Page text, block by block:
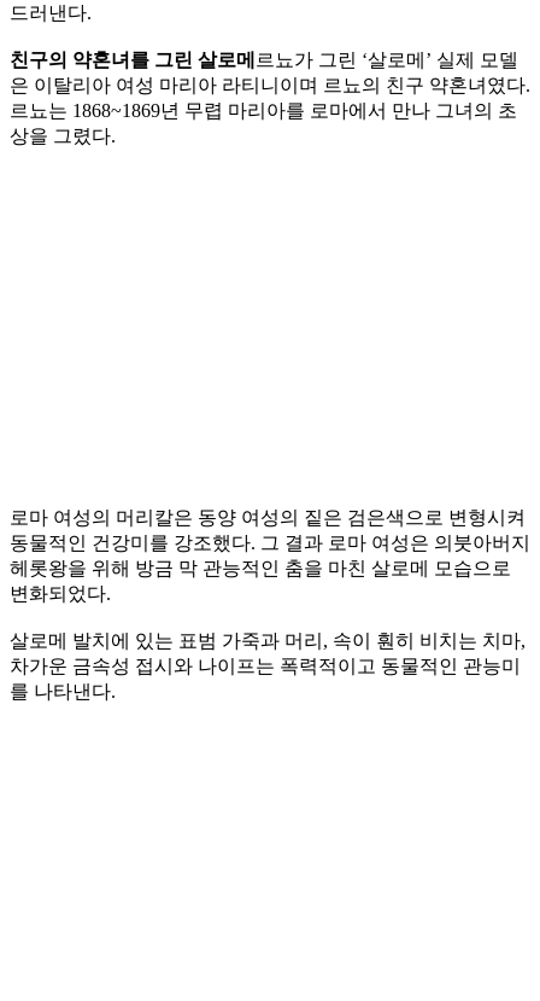
드러낸다.
친구의 약혼녀를 그린 살로메 르뇨가 그린 ‘살로메’ 실제 모델
은 이탈리아 여성 마리아 라티니이며 르뇨의 친구 약혼녀였다.
르뇨는 1868~1869년 무렵 마리아를 로마에서 만나 그녀의 초
상을 그렸다.
로마 여성의 머리칼은 동양 여성의 짙은 검은색으로 변형시켜
동물적인 건강미를 강조했다. 그 결과 로마 여성은 의붓아버지
헤롯왕을 위해 방금 막 관능적인 춤을 마친 살로메 모습으로
변화되었다.
살로메 발치에 있는 표범 가죽과 머리, 속이 훤히 비치는 치마,
차가운 금속성 접시와 나이프는 폭력적이고 동물적인 관능미
를 나타낸다.